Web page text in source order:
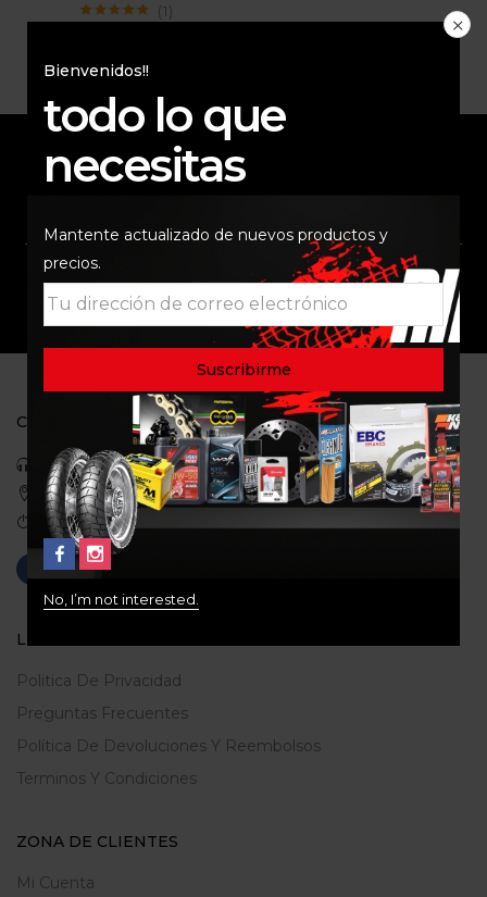
1
Bienvenidos!!
todo lo que
necesitas
Mantente actualizado de nuevos productos y
precios.
No, I’m not interested.
SOPORTE COMUNIDAD
CONTACTO
Celular: 3113422933
Medellin, Colombia
Correo: gerencia@ridershouse.co
LEGALES
Politica De Privacidad
Preguntas Frecuentes
Política De Devoluciones Y Reembolsos
Terminos Y Condiciones
ZONA DE CLIENTES
Mi Cuenta